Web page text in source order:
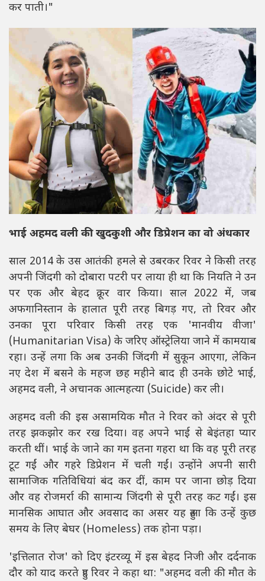
कर पाती।"
भाई अहमद वली की खुदकुशी और डिप्रेशन का वो अंधकार
साल 2014 के उस आतंकी हमले से उबरकर रिवर ने किसी तरह
अपनी जिंदगी को दोबारा पटरी पर लाया ही था कि नियति ने उन
पर एक और बेहद क्रूर वार किया। साल 2022 में, जब
अफगानिस्तान के हालात पूरी तरह बिगड़ गए, तो रिवर और
उनका पूरा परिवार किसी तरह एक 'मानवीय वीजा'
(Humanitarian Visa) के जरिए ऑस्ट्रेलिया जाने में कामयाब
रहा। उन्हें लगा कि अब उनकी जिंदगी में सुकून आएगा, लेकिन
नए देश में बसने के महज छह महीने बाद ही उनके छोटे भाई,
अहमद वली, ने अचानक आत्महत्या (Suicide) कर ली।
अहमद वली की इस असामयिक मौत ने रिवर को अंदर से पूरी
तरह झकझोर कर रख दिया। वह अपने भाई से बेइंतहा प्यार
करती थीं। भाई के जाने का गम इतना गहरा था कि वह पूरी तरह
टूट गईं और गहरे डिप्रेशन में चली गईं। उन्होंने अपनी सारी
सामाजिक गतिविधियां बंद कर दीं, काम पर जाना छोड़ दिया
और वह रोजमर्रा की सामान्य जिंदगी से पूरी तरह कट गईं। इस
मानसिक आघात और अवसाद का असर यह हुआ कि उन्हें कुछ
समय के लिए बेघर (Homeless) तक होना पड़ा।
'इत्तिलात रोज' को दिए इंटरव्यू में इस बेहद निजी और दर्दनाक
दौर को याद करते हुए रिवर ने कहा था: "अहमद वली की मौत के